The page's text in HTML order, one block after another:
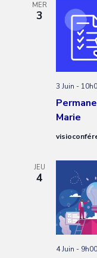
MER
3
Marie
3 Juin -
JEU
4
4 Juin - 9h00